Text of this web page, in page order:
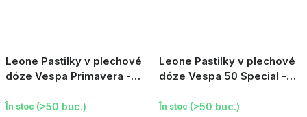
Leone Pastilky v plechové
dóze Vespa Primavera -
În stoc (>50 buc.)
Leone Pastilky v plechové
dóze Vespa 50 Special -
În stoc (>50 buc.)